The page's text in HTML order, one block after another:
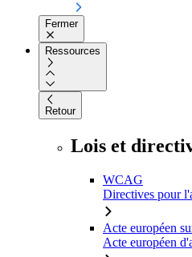
Fermer
Ressources
Retour
Lois et
WCAG
Directives pour
Acte européen
Acte européen